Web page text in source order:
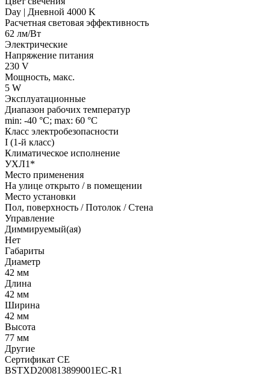
Day | Дневной 4000 K
Расчетная световая эффективность
62 лм/Вт
Электрические
Напряжение питания
230 V
Мощность, макс.
5 W
Эксплуатационные
Диапазон рабочих температур
min: -40 °C; max: 60 °C
Класс электробезопасности
I (1-й класс)
Климатическое исполнение
УХЛ1*
Место применения
На улице открыто / в помещении
Место установки
Пол, поверхность / Потолок / Стена
Управление
Диммируемый(ая)
Нет
Габариты
Диаметр
42 мм
Длина
42 мм
Ширина
42 мм
Высота
77 мм
Другие
Сертификат CE
BSTXD200813899001EC-R1